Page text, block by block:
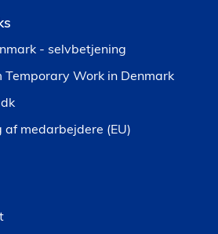
- selvbetjening
Temporary Work in Denmark
medarbejdere (EU)